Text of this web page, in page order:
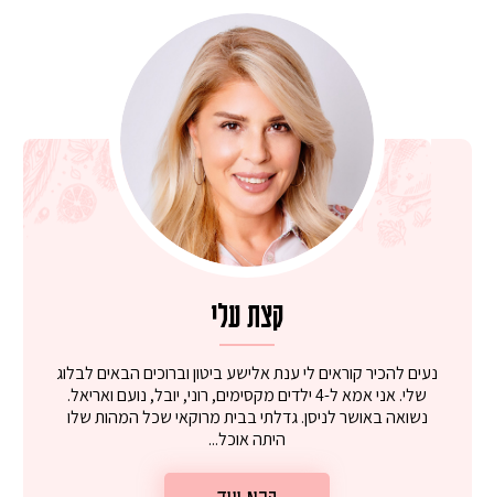
קצת עלי
נעים להכיר קוראים לי ענת אלישע ביטון וברוכים הבאים לבלוג
שלי. אני אמא ל-4 ילדים מקסימים, רוני, יובל, נועם ואריאל.
נשואה באושר לניסן. גדלתי בבית מרוקאי שכל המהות שלו
היתה אוכל...